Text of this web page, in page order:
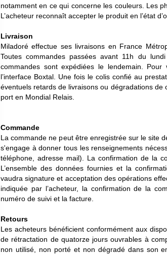
notamment en ce qui concerne les couleurs. Les
L’acheteur reconnaît accepter le produit en l’état
Livraison
Miladoré effectue ses livraisons en France
Toutes commandes passées avant 11h du
commandes sont expédiées le lendemain.
l’interface Boxtal. Une fois le colis confié au
éventuels retards de livraisons ou dégradations
port en Mondial Relais.
Commande
La commande ne peut être enregistrée sur le site
s'engage à donner tous les renseignements
téléphone, adresse mail). La confirmation de la
L’ensemble des données fournies et la
vaudra signature et acceptation des opérations
indiquée par l’acheteur, la confirmation de la
numéro de suivi et la facture.
Retours
Les acheteurs bénéficient conformément aux
de rétractation de quatorze jours ouvrables à
non utilisé, non porté et non dégradé dans son